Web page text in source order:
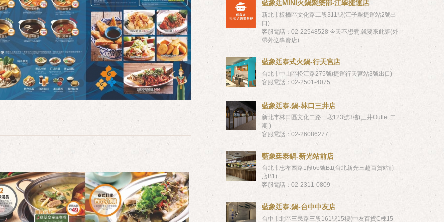
藍象廷MINI火鍋聚樂部-江翠捷運店
新北市板橋區文化路二段311號(江子翠捷運站2號出
口)
客服電話：02-22548528 今天不想煮,就要來此聚(外
帶外送專賣店)
藍象廷泰式火鍋-行天宮店
台北市中山區松江路275號(捷運行天宮站3號出口)
客服電話：02-2501-4075
藍象廷泰.鍋-林口三井店
新北市林口區文化二路一段123號3樓(三井Outlet 二
期 )
客服電話：02-26086277
藍象廷泰鍋-新光站前店
台北市忠孝西路1段66號B1(台北新光三越百貨站前
店B1)
客服電話：02-2311-0809
藍象廷泰.鍋-台中中友店
台中市北區三民路三段161號15樓(中友百貨C棟15